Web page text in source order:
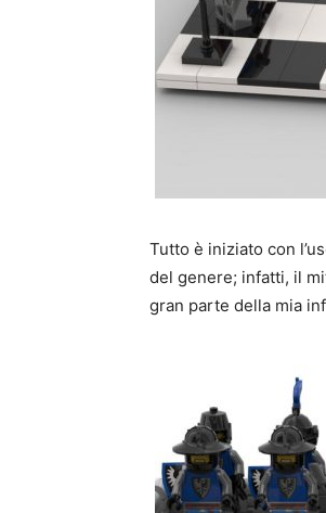
Tutto è iniziato con
del genere; infatti, il
gran parte della mia